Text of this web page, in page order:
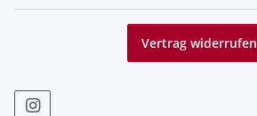
Vertrag widerrufen